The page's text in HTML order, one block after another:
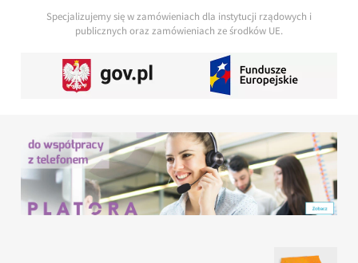
Specjalizujemy się w zamówieniach dla instytucji rządowych i
publicznych oraz zamówieniach ze środków UE.